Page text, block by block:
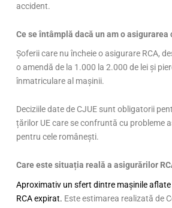
accident.
Ce se întâmplă dacă un am o asigurarea
Șoferii care nu încheie o asigurare RCA,
o amendă de la 1.000 la 2.000 de lei și
înmatriculare al mașinii.
Deciziile date de CJUE sunt obligatorii
țărilor UE care se confruntă cu probleme
pentru cele românești.
Care este situația reală a asigurărilor
Aproximativ un sfert dintre mașinile
RCA expirat. Este estimarea realizată de